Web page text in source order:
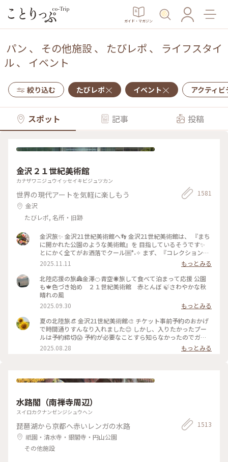
ガイド・マガジン
パン 、 その他施設、 たびレポ 、 ライフスタイ
ル、 イベント
絞り込む たびレポ イベント アクティ
スポット 記事 投稿
金沢２１世紀美術館
カナザワニジュウイッセイキビジュツカン
世界の現代アートを気軽に楽しもう
金沢
たびレポ, 名所・旧跡
1581
金沢旅✨ 金沢21世紀美術館へ👣 金沢21世紀美術館は、 『まち
に開かれた公園のような美術館』を 目指しているそうです✨
とにかく全てがお洒落でクール🆒°˖✧ まず、『コレクション展
2 文字の可能性』を鑑賞。 現代アート作品における「文字」
の表現に 焦点を当てて、文字が持つ可能性を 絵画、版画、
書、陶芸、映像など 様々な形式の作品を通して探求していま
す。 文字に関して多角的な視点から見た作品の数々、 こうい
う見方もあるんだ！と とても興味深かったです✨ また、
『SIDE CORE Living road, Living space / 生きている道、生き
るための場所』も鑑賞。 これは、アートチームSIDE COREの
展覧会で、 「道」や「移動」をテーマに、 ストリートカルチ
ャーの視点から 「異なる場所をつなぐ表現」、 「生きるため
の場所」を 美術館の中に創出することを目指しているそう✨
様々な角度から道や移動を見ている作品、 一体感もあってと
っても面白かったです！ 一日中いても楽しめる とっても素敵
所』 2025年10月18日(土) - 2026年3月15日(日) #金沢21世紀
#SIDECORELivingroadLivingspace/生きている道生きるため
の場所 #ことりっぷと一緒 #金沢 #金沢旅
2025.11.11
もっとみる
北陸応援の旅🏯金澤🍊青空☀️旅して食べて泊まって応援 公園
も🍁色づき始め ２１世紀美術館 赤とんぼ 🍃さわやかな秋
晴れの風
2025.09.30
もっとみる
夏の北陸旅👒 金沢21世紀美術館🎨‎ チケット事前予約のおかげ
で時間通りすんなり入れました😊 しかし、入りたかったプー
ルは予約締切😱 予約が必要なことすら知らなかったのでガッ
カリ💧 そうですよね、人気の美術館ですものね… そして雨の
ため、屋外でプールを上から覗くのも中止になっていました💧
み、上から覗くプールが見られるようになり急いで見学！ も
わいいラビットチェアや、憧れのアルネ・ヤコブセンデザイン
のアントチェアやスワンチェアに座れたのも満足✨ 女子トイレ
世紀美術館 #美術館 #金沢 #石川 #アートな景色
2025.08.28 もっとみる
水路閣（南禅寺周辺）
スイロカクナンゼンジシュウヘン
琵琶湖から京都へ赤いレンガの水路
祇園・清水寺・銀閣寺・円山公園
その他施設
1513